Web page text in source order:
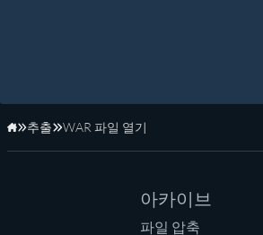
홈페이지
추출 WAR 파일 열기
아카이브
파일 압축